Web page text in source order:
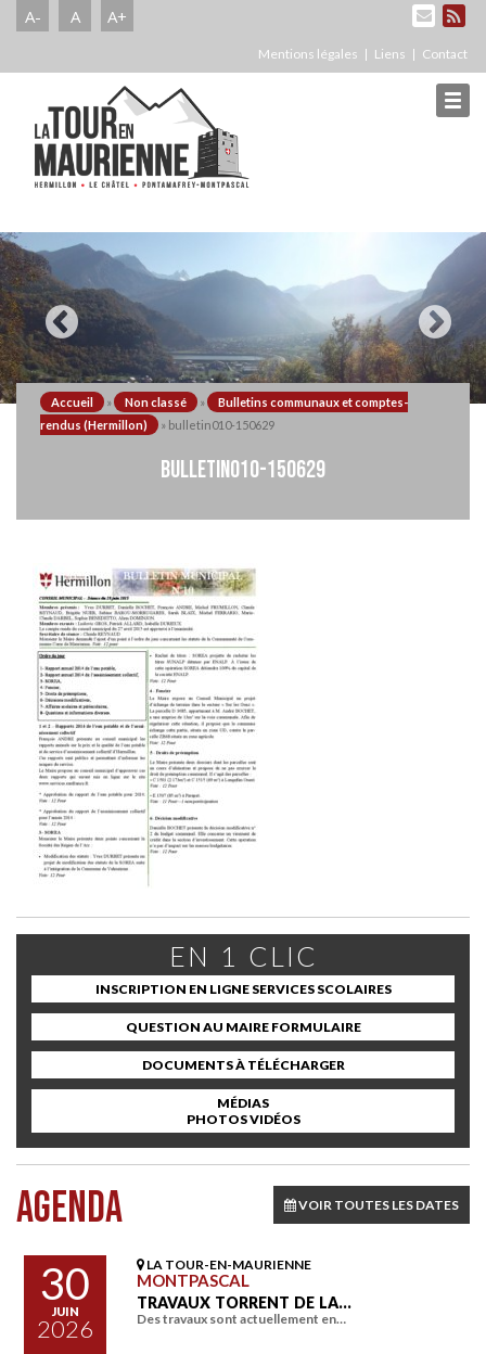
A- A A+
Mentions légales Liens Contact
Accueil » Non classé »
Bulletins communaux et comptes-
rendus (Hermillon)
» bulletin010-150629
BULLETIN010-150629
EN 1 CLIC
INSCRIPTION EN LIGNE SERVICES SCOLAIRES
QUESTION AU MAIRE FORMULAIRE
DOCUMENTS À TÉLÉCHARGER
MÉDIAS
PHOTOS VIDÉOS
AGENDA VOIR TOUTES LES DATES
30
JUIN
2026
LA TOUR-EN-MAURIENNE
MONTPASCAL
TRAVAUX TORRENT DE LA…
Des travaux sont actuellement en…